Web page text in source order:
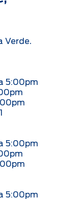
Verde.
5:00pm
5:00pm
5:00pm